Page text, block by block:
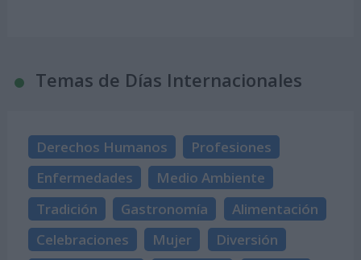
Temas de Días Internacionales
Derechos Humanos
Profesiones
Enfermedades
Medio Ambiente
Tradición
Gastronomía
Alimentación
Celebraciones
Mujer
Diversión